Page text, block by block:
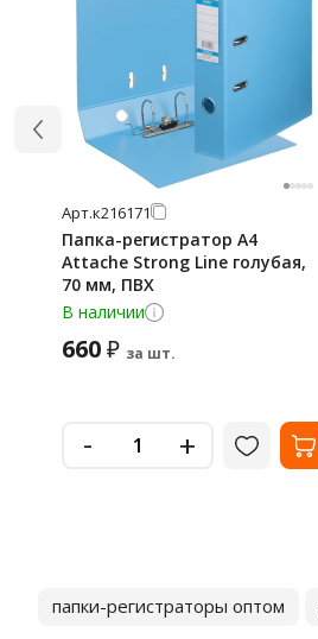
Арт.к216171
Папка-регистратор А4
Attache Strong Line голубая,
70 мм, ПВХ
В наличии
660₽ за шт.
- +
папки-регистраторы оптом